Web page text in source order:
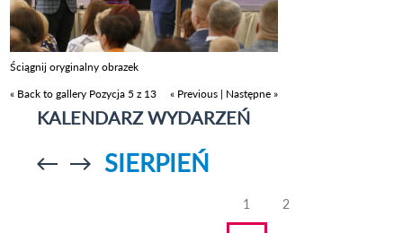
Ściągnij oryginalny obrazek
« Back to gallery Pozycja 5 z 13 « Previous | Następne »
KALENDARZ WYDARZEŃ
Przejdź doPrzejdź do
SIERPIEŃ
1 2